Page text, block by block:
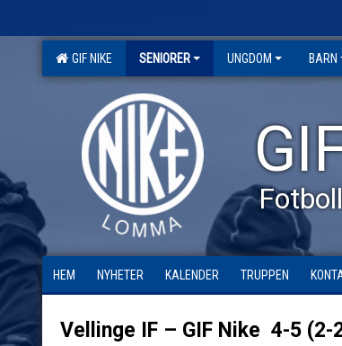
GIF NIKE SENIORER UNGDOM BARN
Fotboll
HEM NYHETER KALENDER TRUPPEN
Vellinge IF – GIF Nike 4-5 (2-